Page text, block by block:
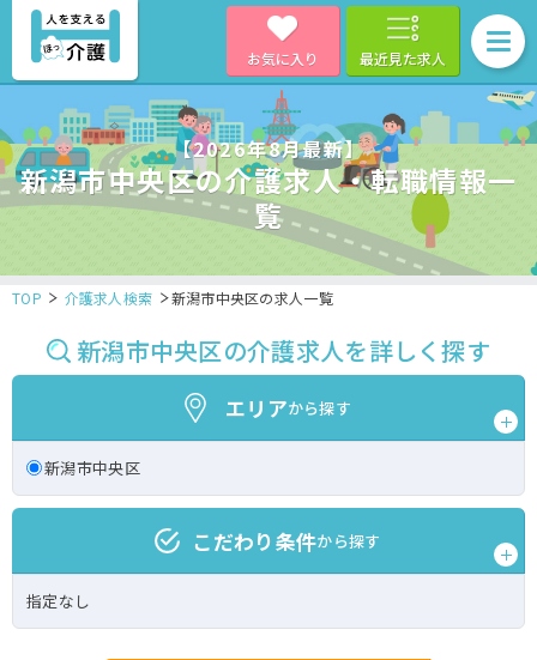
お気に入り 最近見た求人
【2026年8月最新】
新潟市中央区の介護求人・転職情報一
覧
TOP 介護求人検索 新潟市中央区の求人一覧
新潟市中央区の介護求人を詳しく探す
エリアから探す
新潟市中央区
こだわり条件から探す
指定なし